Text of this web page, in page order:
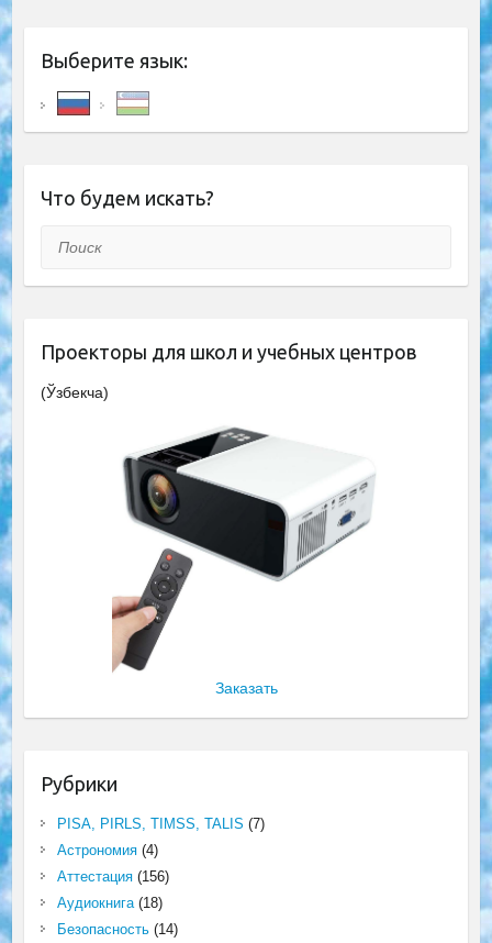
Выберите язык:
Что будем искать?
Поиск
Проекторы для школ и учебных центров
(Ўзбекча)
Заказать
Рубрики
PISA, PIRLS, TIMSS, TALIS (7)
Астрономия(4)
Аттестация(156)
Аудиокнига(18)
Безопасность(14)